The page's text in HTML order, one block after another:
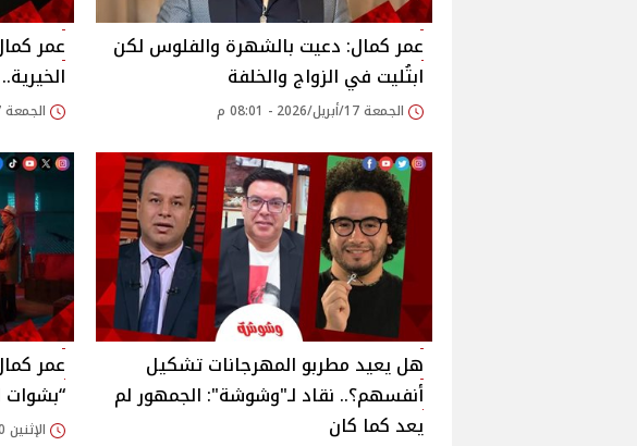
عمر كمال: دعيت بالشهرة والفلوس لكن
ابتُليت في الزواج والخلفة
الجمعة 17/أبريل/2026 - 08:01 م
عمر
الجمعة 17/أبريل/2026 - 07:44 م
هل يعيد مطربو المهرجانات تشكيل
أنفسهم؟.. نقاد لـ"وشوشة": الجمهور لم
يعد كما كان
عمر
“بشوات
الإثنين 30/مارس/2026 - 09:46 م